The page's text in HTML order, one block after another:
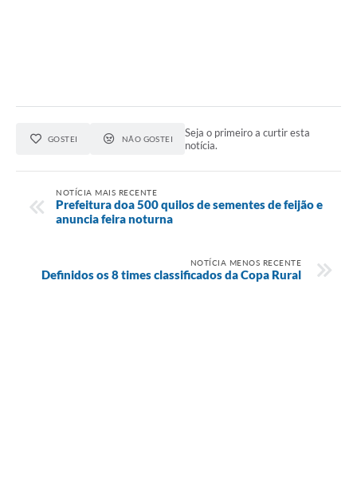
GOSTEI NÃO GOSTEI
Seja o primeiro a curtir esta
notícia.
NOTÍCIA MAIS RECENTE
Prefeitura doa 500 quilos de sementes de feijão e
anuncia feira noturna
NOTÍCIA MENOS RECENTE
Definidos os 8 times classificados da Copa Rural